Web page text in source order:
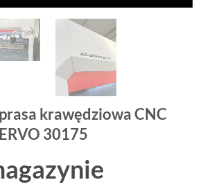
krawędziowa CNC
30175